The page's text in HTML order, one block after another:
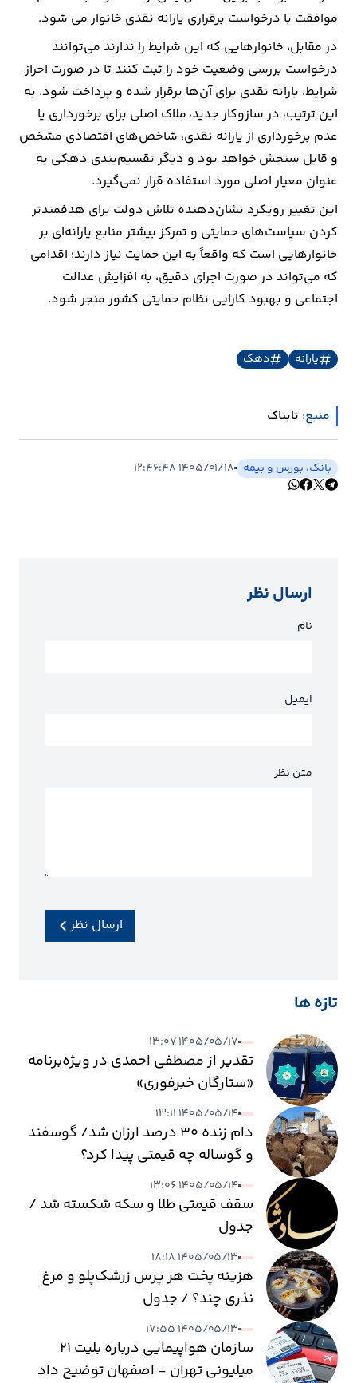
موافقت با درخواست برقراری یارانه نقدی خانوار می شود.
در مقابل، خانوارهایی که این شرایط را ندارند می‌توانند
درخواست بررسی وضعیت خود را ثبت کنند تا در صورت احراز
شرایط، یارانه نقدی برای آن‌ها برقرار شده و پرداخت شود. به
این ترتیب، در سازوکار جدید، ملاک اصلی برای برخورداری یا
عدم برخورداری از یارانه نقدی، شاخص‌های اقتصادی مشخص
و قابل سنجش خواهد بود و دیگر تقسیم‌بندی دهکی به
عنوان معیار اصلی مورد استفاده قرار نمی‌گیرد.
این تغییر رویکرد نشان‌دهنده تلاش دولت برای هدفمندتر
کردن سیاست‌های حمایتی و تمرکز بیشتر منابع یارانه‌ای بر
خانوارهایی است که واقعاً به این حمایت نیاز دارند؛ اقدامی
که می‌تواند در صورت اجرای دقیق، به افزایش عدالت
اجتماعی و بهبود کارایی نظام حمایتی کشور منجر شود.
یارانه دهک
منبع: تابناک
بانک، بورس و بیمه ۱۴۰۵/۰۱/۱۸ ۱۲:۴۶:۴۸
ارسال نظر
نام
ایمیل
متن نظر
ارسال نظر
تازه ها
۱۴۰۵/۰۵/۱۷ ۱۳:۰۷
تقدیر از مصطفی احمدی در ویژه‌برنامه
«ستارگان خبرفوری»
۱۴۰۵/۰۵/۱۴ ۱۳:۱۱
دام زنده ۳۰ درصد ارزان شد/ گوسفند
و گوساله چه قیمتی پیدا کرد؟
۱۴۰۵/۰۵/۱۴ ۱۳:۰۶
سقف قیمتی طلا و سکه شکسته شد /
جدول
۱۴۰۵/۰۵/۱۳ ۱۸:۱۸
هزینه پخت هر پرس زرشک‌پلو و مرغ
نذری چند؟ / جدول
۱۴۰۵/۰۵/۱۳ ۱۷:۵۵
سازمان هواپیمایی درباره بلیت ۲۱
میلیونی تهران - اصفهان توضیح داد